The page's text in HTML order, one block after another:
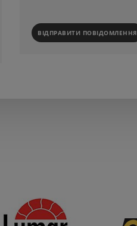
ВІДПРАВИТИ ПОВІДОМЛЕННЯ